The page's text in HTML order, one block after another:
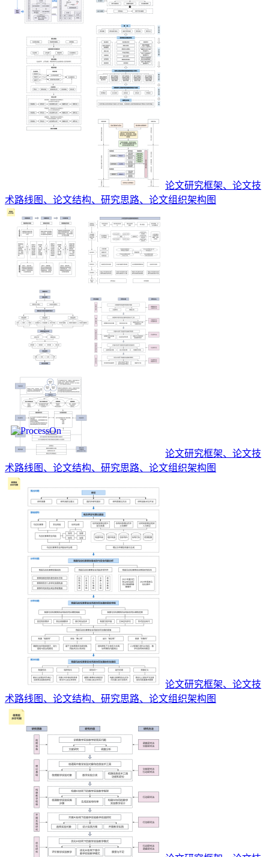
论文研究框架、论文技
术路线图、论文结构、研究思路、论文组织架构图
论文研究框架、论文技
术路线图、论文结构、研究思路、论文组织架构图
论文研究框架、论文技
术路线图、论文结构、研究思路、论文组织架构图